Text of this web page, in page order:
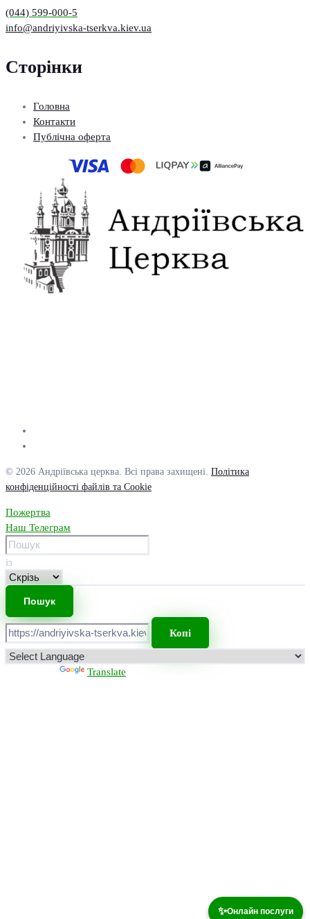
✨Онлайн послуги
(044) 599-000-5
info@andriyivska-tserkva.kiev.ua
Сторінки
Головна
Контакти
Публічна оферта
© 2026 Андріївська церква. Всі права захищені. Політика
конфіденційності файлів та Cookie
Пожертва
Наш Телеграм
із
Копі
Translate